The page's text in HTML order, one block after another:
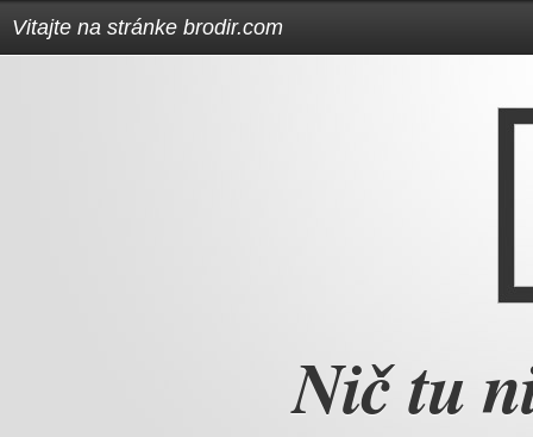
Vitajte na stránke brodir.com
Nič tu